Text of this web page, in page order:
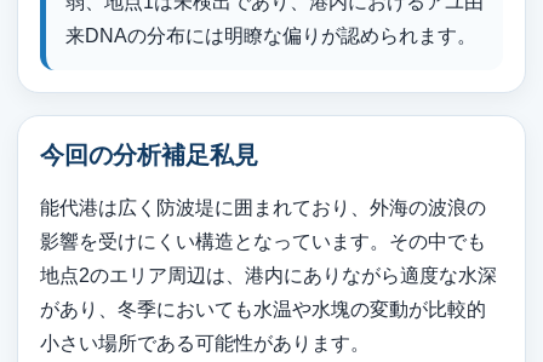
来DNAの分布には明瞭な偏りが認められます。
今回の分析補足私見
能代港は広く防波堤に囲まれており、外海の波浪の
影響を受けにくい構造となっています。その中でも
地点2のエリア周辺は、港内にありながら適度な水深
があり、冬季においても水温や水塊の変動が比較的
小さい場所である可能性があります。